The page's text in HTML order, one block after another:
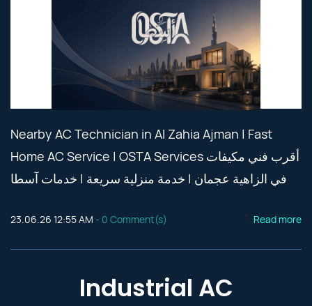
Nearby AC Technician in Al Zahia Ajman | Fast
Home AC Service | OSTA Services أقرب فني مكيفات
في الزاهية عجمان | خدمة منزلية سريعة | خدمات آسطا
23.06.26 12:55 AM - 0 Comment(s) Read more
Industrial AC